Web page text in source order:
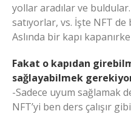
yollar aradılar ve
satıyorlar, vs. İşte NFT
Aslında bir kapı
Fakat o kapıdan
sağlayabilmek
-Sadece uyum sağlamak
NFT’yi ben ders çalışır